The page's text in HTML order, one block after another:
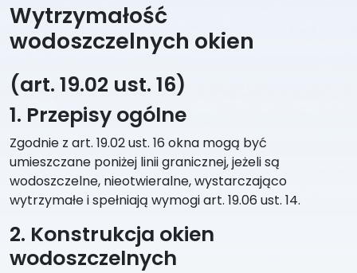
Wytrzymałość
wodoszczelnych okien
(art. 19.02 ust. 16)
1. Przepisy ogólne
Zgodnie z art. 19.02 ust. 16 okna mogą być
umieszczane poniżej linii granicznej, jeżeli są
wodoszczelne, nieotwieralne, wystarczająco
wytrzymałe i spełniają wymogi art. 19.06 ust. 14.
2. Konstrukcja okien
wodoszczelnych